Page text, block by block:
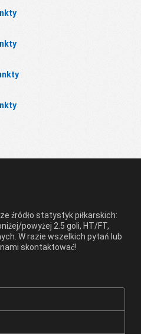
źródło statystyk piłkarskich:
powyżej 2.5 goli, HT/FT,
W razie wszelkich pytań lub
skontaktować!